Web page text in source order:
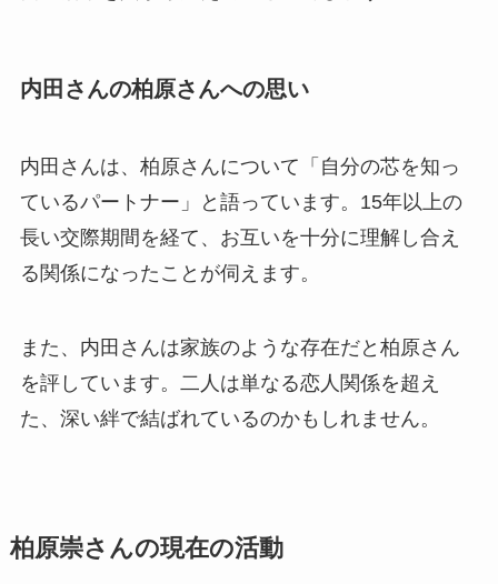
内田さんの柏原さんへの思い
内田さんは、柏原さんについて「自分の芯を知っ
ているパートナー」と語っています。15年以上の
長い交際期間を経て、お互いを十分に理解し合え
る関係になったことが伺えます。
また、内田さんは家族のような存在だと柏原さん
を評しています。二人は単なる恋人関係を超え
た、深い絆で結ばれているのかもしれません。
柏原崇さんの現在の活動